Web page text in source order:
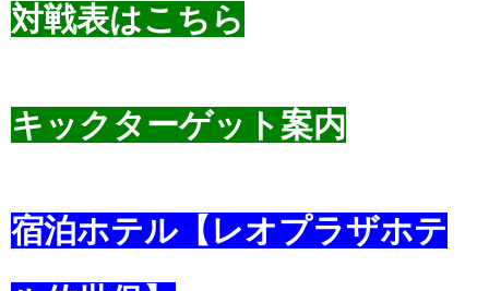
対戦表はこちら
キックターゲット案内
宿泊ホテル【レオプラザホテ